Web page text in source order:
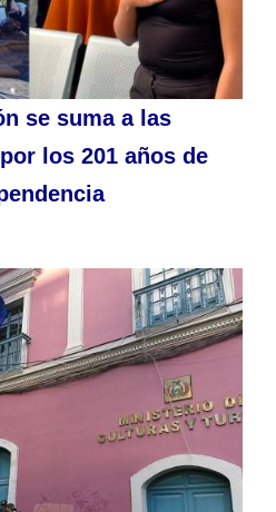
se suma a las
los 201 años de